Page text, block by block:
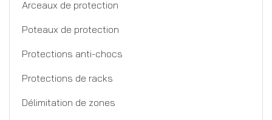
Arceaux de protection
Poteaux de protection
Protections anti-chocs
Protections de racks
Délimitation de zones